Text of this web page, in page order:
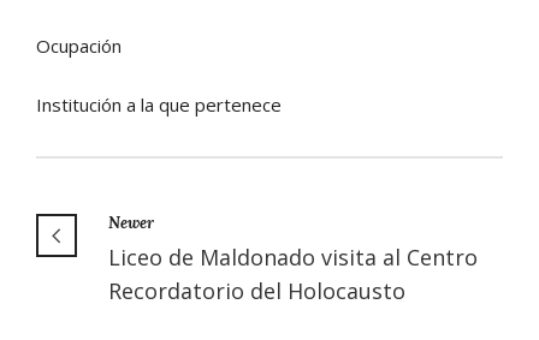
Ocupación
Institución a la que pertenece
Newer
Liceo de Maldonado visita al Centro
Recordatorio del Holocausto